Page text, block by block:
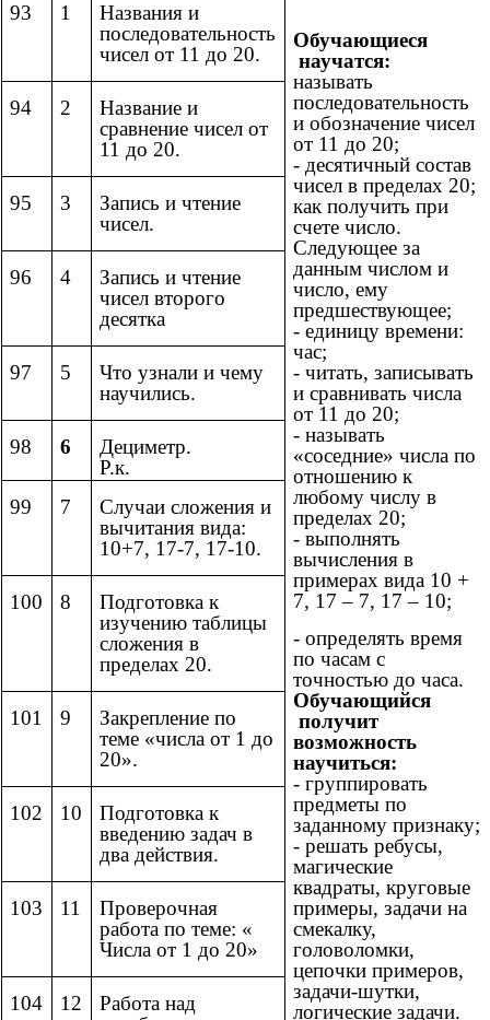
93
1
Названия и
последовательность
чисел от 11 до 20.
Обучающиеся
научатся:
называть
последовательность
и обозначение чисел
от 11 до 20;
- десятичный состав
чисел в пределах 20;
как получить при
счете число.
Следующее за
данным числом и
число, ему
предшествующее;
- единицу времени:
час;
- читать, записывать
и сравнивать числа
от 11 до 20;
- называть
«соседние» числа по
отношению к
любому числу в
пределах 20;
- выполнять
вычисления в
примерах вида 10 +
7, 17 – 7, 17 – 10;
- определять время
по часам с
точностью до часа.
Обучающийся
получит
возможность
научиться:
- группировать
предметы по
заданному признаку;
- решать ребусы,
магические
квадраты, круговые
примеры, задачи на
смекалку,
головоломки,
цепочки примеров,
задачи-шутки,
логические задачи.
94 2
Название и
сравнение чисел от
11 до 20.
95 3
Запись и чтение
чисел.
96 4
Запись и чтение
чисел второго
десятка
97 5
Что узнали и чему
научились.
98 6
Дециметр.
Р.к.
99
7
Случаи сложения и
вычитания вида:
10+7, 17-7, 17-10.
100 8
Подготовка к
изучению таблицы
сложения в
пределах 20.
101 9
Закрепление по
теме «числа от 1 до
20».
102 10
Подготовка к
введению задач в
два действия.
103 11
Проверочная
работа по теме: «
Числа от 1 до 20»
104 12
Работа над